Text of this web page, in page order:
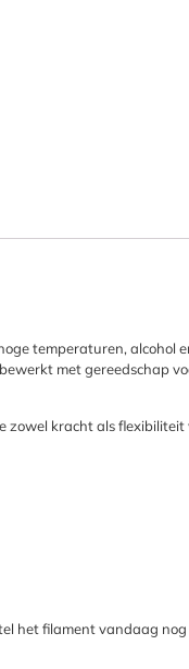
temperaturen, alcohol
met gereedschap
kracht als flexibiliteit
het filament vandaag